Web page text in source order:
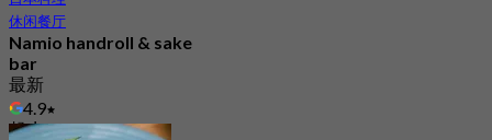
休闲餐厅
Namio handroll & sake
bar
最新
4.9
起฿ 770